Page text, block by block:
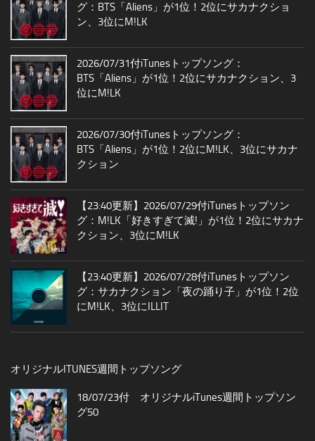
グ：BTS「Aliens」が1位！2位にサカナクショ
ン、3位にM!LK
2026/07/31付iTunesトップソング：
BTS「Aliens」が1位！2位にサカナクション、3
位にM!LK
2026/07/30付iTunesトップソング：
BTS「Aliens」が1位！2位にM!LK、3位にサカナ
クション
【23:40更新】2026/07/29付iTunesトップソン
グ：M!LK「好きすぎて滅!」が1位！2位にサカナ
クション、3位にM!LK
【23:40更新】2026/07/28付iTunesトップソン
グ：サカナクション「夜の踊り子」が1位！2位
にM!LK、3位にILLIT
オリジナルITUNES週間トップソング
18/07/23付 オリジナルiTunes週間トップソン
グ50